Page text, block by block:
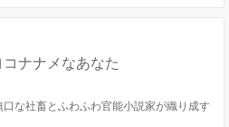
ナナメなあなた
な社畜とふわふわ官能小説家が織り成す